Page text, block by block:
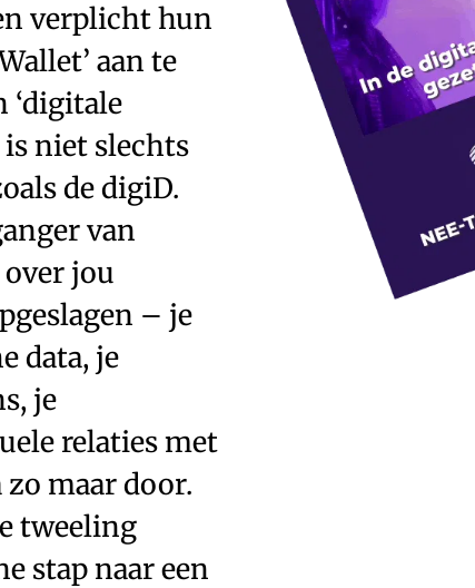
verplicht hun
aan te
‘digitale
niet slechts
de digiD.
van
over jou
– je
data, je
je
relaties met
zo maar door.
tweeling
stap naar een